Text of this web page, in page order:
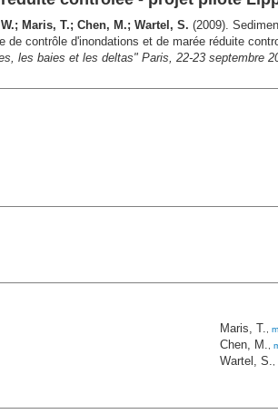
Maris, T.; Chen, M.; Wartel, S. (2009).
contrôle d'inondations et de marée réduite
les baies et les deltas" Paris, 22-23 septembre
Maris, T.,
Chen, M.,
Wartel, S.,